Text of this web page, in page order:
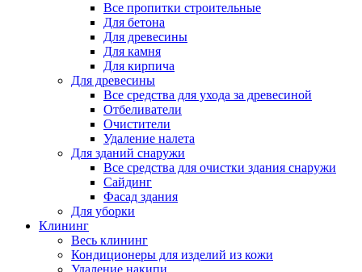
Все пропитки строительные
Для бетона
Для древесины
Для камня
Для кирпича
Для древесины
Все средства для ухода за древесиной
Отбеливатели
Очистители
Удаление налета
Для зданий снаружи
Все средства для очистки здания снаружи
Сайдинг
Фасад здания
Для уборки
Клининг
Весь клининг
Кондиционеры для изделий из кожи
Удаление накипи